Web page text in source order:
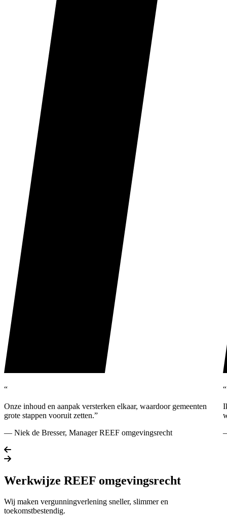
“
Onze inhoud en aanpak versterken elkaar, waardoor gemeenten
grote stappen vooruit zetten.”
— Niek de Bresser, Manager REEF omgevingsrecht
“
Vorige slide
Volgende slide
Werkwijze REEF omgevingsrecht
Wij maken vergunningverlening sneller, slimmer en
toekomstbestendig.